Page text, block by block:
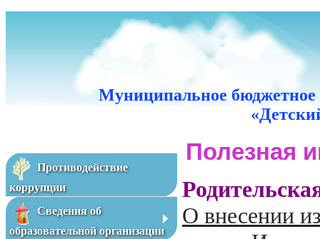
Муниципальное бюджетное
Противодействие
коррупции
Сведения об
образовательной организации
Полезная
О внесении